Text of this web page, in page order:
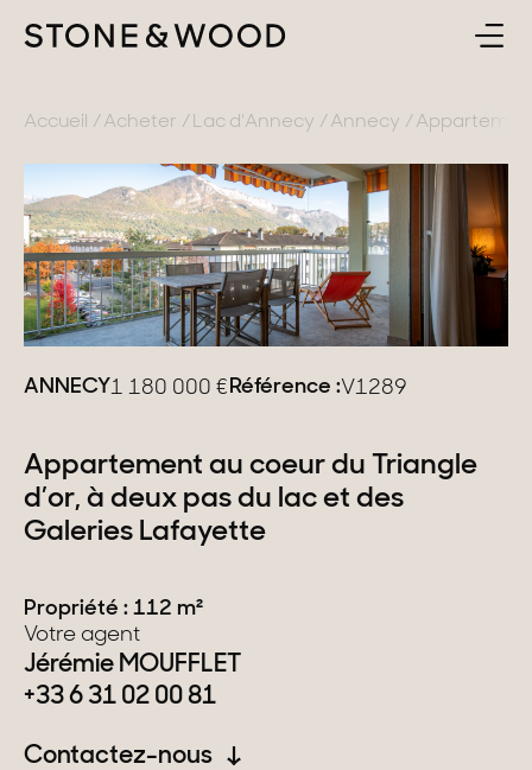
ESTIMER & VENDRE
L'AGENCE
CONTACT
FR
France
Lac d'Annecy
Genevois
Pays de Gex
Montagne
Provence
Genève
Canton de Vaud
Alpes Suisses
Accueil Acheter Lac d'Annecy Annecy
ANNECY1 180 000 €Référence :V1289
Appartement au coeur du Triangle
d’or, à deux pas du lac et des
Galeries Lafayette
Propriété : 112 m²
Votre agent
Jérémie MOUFFLET
+33 6 31 02 00 81
Contactez-nous